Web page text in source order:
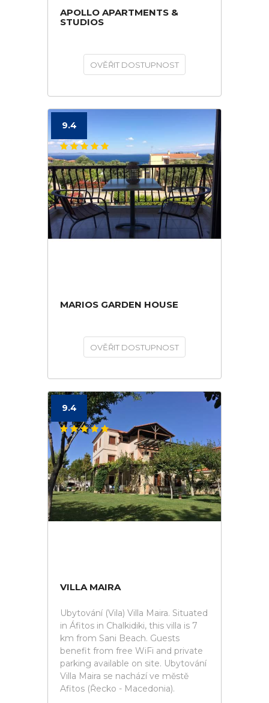
APOLLO APARTMENTS &
STUDIOS
OVĚŘIT DOSTUPNOST
9.4
MARIOS GARDEN HOUSE
OVĚŘIT DOSTUPNOST
9.4
VILLA MAIRA
Ubytování (Vila) Villa Maira. Situated
in Áfitos in Chalkidiki, this villa is 7
km from Sani Beach. Guests
benefit from free WiFi and private
parking available on site. Ubytování
Villa Maira se nachází ve městě
Afitos (Řecko - Macedonia).